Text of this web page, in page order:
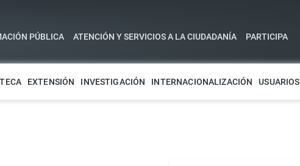
PÚBLICA ATENCIÓN Y SERVICIOS A LA CIUDADANÍA PARTICIPA
EXTENSIÓN INVESTIGACIÓN INTERNACIONALIZACIÓN USUARIOS